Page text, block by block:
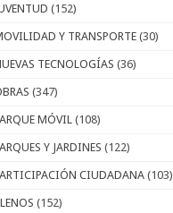
(152)
Y TRANSPORTE (30)
TECNOLOGÍAS (36)
(347)
MÓVIL (108)
Y JARDINES (122)
CIUDADANA (103)
(152)